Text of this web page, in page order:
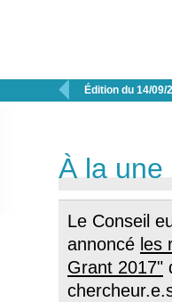
 Édition du 14/09/
À la une
Le Conseil
annoncé les
Grant 2017"